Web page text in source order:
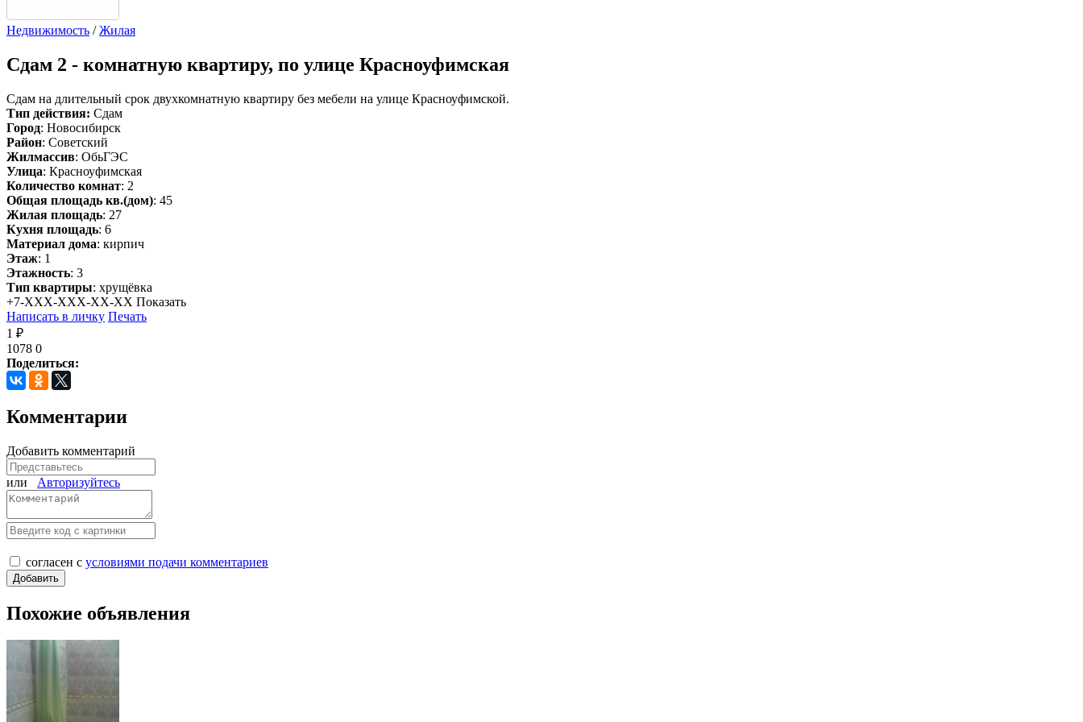
Недвижимость /Жилая
Сдам 2 - комнатную квартиру, по улице Красноуфимская
Сдам на длительный срок двухкомнатную квартиру без мебели на улице Красноуфимской.
Тип действия: Сдам
Город: Новосибирск
Район: Советский
Жилмассив: ОбьГЭС
Улица: Красноуфимская
Количество комнат: 2
Общая площадь кв.(дом): 45
Жилая площадь: 27
Кухня площадь: 6
Материал дома: кирпич
Этаж: 1
Этажность: 3
Тип квартиры: хрущёвка
+7-XXX-XXX-XX-XX Показать
Написать в личку Печать
1 ₽
1078 0
Поделиться:
Комментарии
Добавить комментарий
или Авторизуйтесь
согласен с условиями подачи комментариев
Похожие объявления